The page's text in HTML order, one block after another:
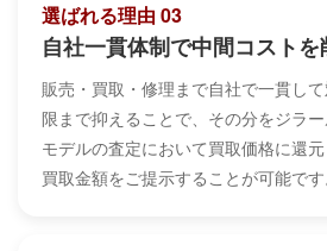
選ばれる理由 03
自社一貫体制で中間コストを
販売・買取・修理まで自社で一貫し
限まで抑えることで、その分をジラ
モデルの査定において買取価格に還
買取金額をご提示することが可能です